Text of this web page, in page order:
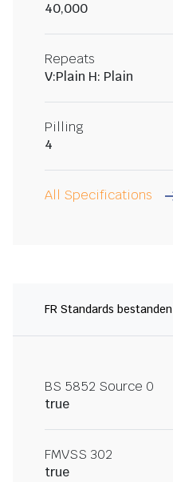
40,000
Repeats
V:Plain H: Plain
Pilling
4
All Specifications
FR Standards bestanden
BS 5852 Source 0
true
FMVSS 302
true